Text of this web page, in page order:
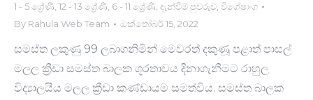
1 - 5 ශ්‍රේණි 12 - 13 ශ්‍රේණි 6 - 11 ශ්‍රේණි දැන්වීම් පුවරුව විශේෂාංග
By Rahula Web Team ඔක්තෝබර් 15, 2022
සමස්ත ලකුණු 99 ලබාගනිමින් මෙවරත් ද​කු​ණූ පළාත් පාසල්
මලල ක්‍රීඩා සමස්ත බාලක ශූරතාවය දිනාගැනීමට රාහුල
විද්‍යාලයීය මලල ක්‍රීඩා කණ්ඩායම සමත්විය. සමස්ත බාලක